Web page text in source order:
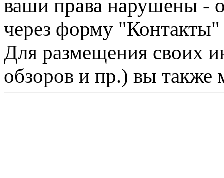
ваши права нарушены -
через форму "Контакты"
Для размещения своих
обзоров и пр.) вы также